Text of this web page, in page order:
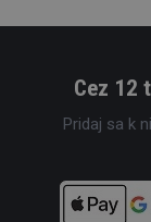
Cez 12
Pridaj sa k